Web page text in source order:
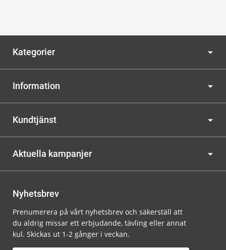
Kategorier
Information
Kundtjänst
Aktuella kampanjer
Nyhetsbrev
Prenumerera på vårt nyhetsbrev och säkerställ att
du aldrig missar ett erbjudande, tävling eller annat
kul. Skickas ut 1-2 gånger i veckan.